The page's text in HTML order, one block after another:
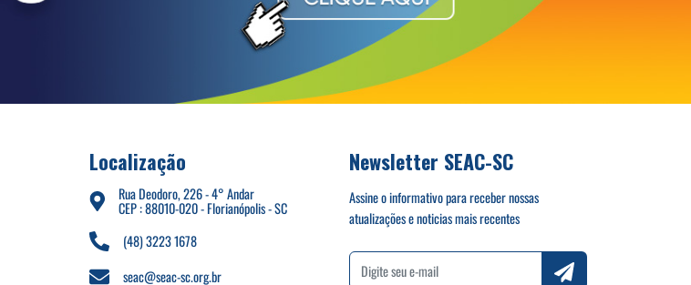
Localização
Rua Deodoro, 226 - 4° Andar
CEP : 88010-020 - Florianópolis - SC
(48) 3223 1678
seac@seac-sc.org.br
Newsletter SEAC-SC
Assine o informativo para receber nossas
atualizações e noticias mais recentes